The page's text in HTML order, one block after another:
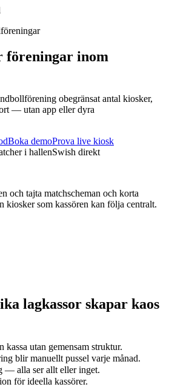
föreningar
föreningar inom
obegränsat antal kiosker,
— utan app eller dyra
Boka demoProva live kiosk
i hallenSwish direkt
och tajta matchscheman och korta
kiosker som kassören kan följa centralt.
lagkassor skapar kaos
kassa utan gemensam struktur.
blir manuellt pussel varje månad.
— alla ser allt eller inget.
för ideella kassörer.